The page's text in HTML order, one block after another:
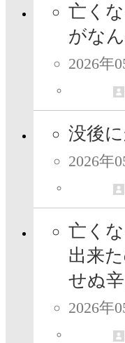
亡く
がな
2026年
没後
2026年
亡く
出来
せぬ
2026年